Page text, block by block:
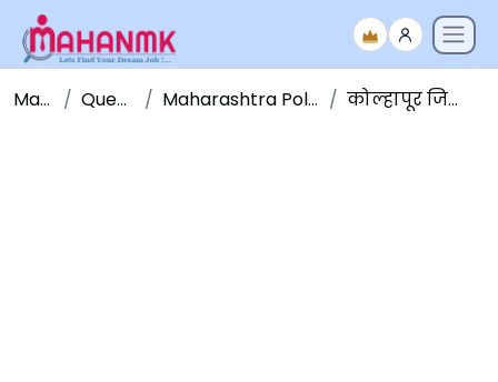
Maha NMK Question Papers Maharashtra Police Bharati Question Paper कोल्हापूर जिल्हा पोलीस शिपाई भरती 2019